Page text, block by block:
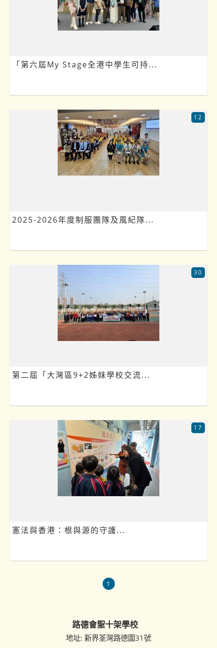
「第六屆My Stage全港中學生可持...
2025-2026年度制服團隊及風紀隊...
12
第二屆「大灣區9+2姊妹學校交流...
30
憲法與香港：根與源的守護...
17
1
路德會聖十架學校
地址: 新界荃灣路德圍31號